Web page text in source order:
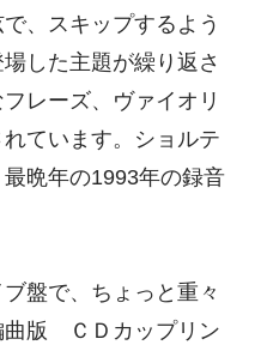
、スキップするよう
した主題が繰り返さ
レーズ、ヴァイオリ
ています。ショルテ
晩年の1993年の録音
盤で、ちょっと重々
曲版 ＣＤカップリン